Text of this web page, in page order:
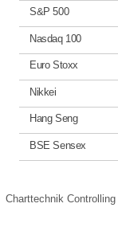
S&P 500
Nasdaq 100
Euro Stoxx
Nikkei
Hang Seng
BSE Sensex
Charttechnik Controlling